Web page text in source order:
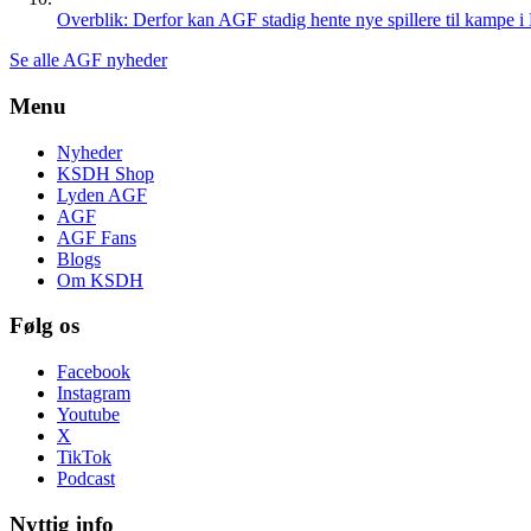
Overblik: Derfor kan AGF stadig hente nye spillere til kampe i
Se alle AGF nyheder
Menu
Nyheder
KSDH Shop
Lyden AGF
AGF
AGF Fans
Blogs
Om KSDH
Følg os
Facebook
Instagram
Youtube
X
TikTok
Podcast
Nyttig info